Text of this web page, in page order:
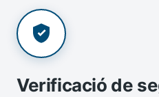
Verificació de